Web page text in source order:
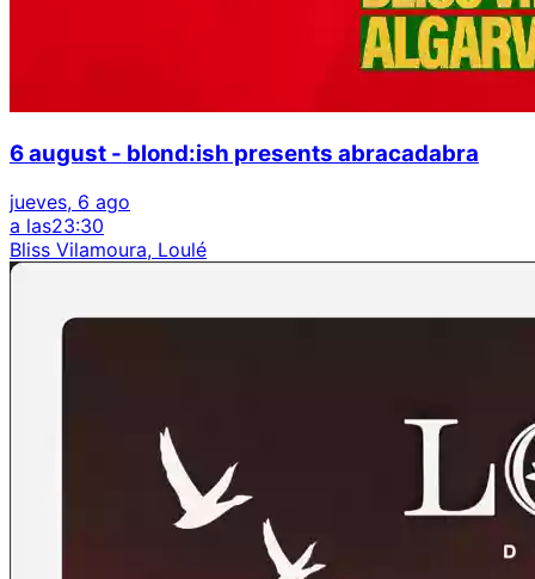
6 august - blond:ish presents abracadabra
jueves, 6 ago
a las23:30
Bliss Vilamoura, Loulé